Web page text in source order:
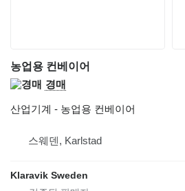
농업용 컨베이어
경매
산업기계 - 농업용 컨베이어
스웨덴, Karlstad
Klaravik Sweden